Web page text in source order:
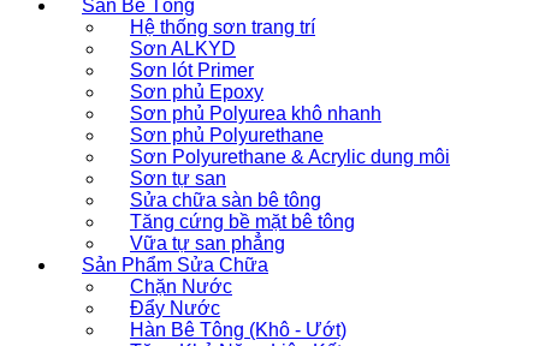
Sàn Bê Tông
Hệ thống sơn trang trí
Sơn ALKYD
Sơn lót Primer
Sơn phủ Epoxy
Sơn phủ Polyurea khô nhanh
Sơn phủ Polyurethane
Sơn Polyurethane & Acrylic dung môi
Sơn tự san
Sửa chữa sàn bê tông
Tăng cứng bề mặt bê tông
Vữa tự san phẳng
Sản Phẩm Sửa Chữa
Chặn Nước
Đẩy Nước
Hàn Bê Tông (Khô - Ướt)